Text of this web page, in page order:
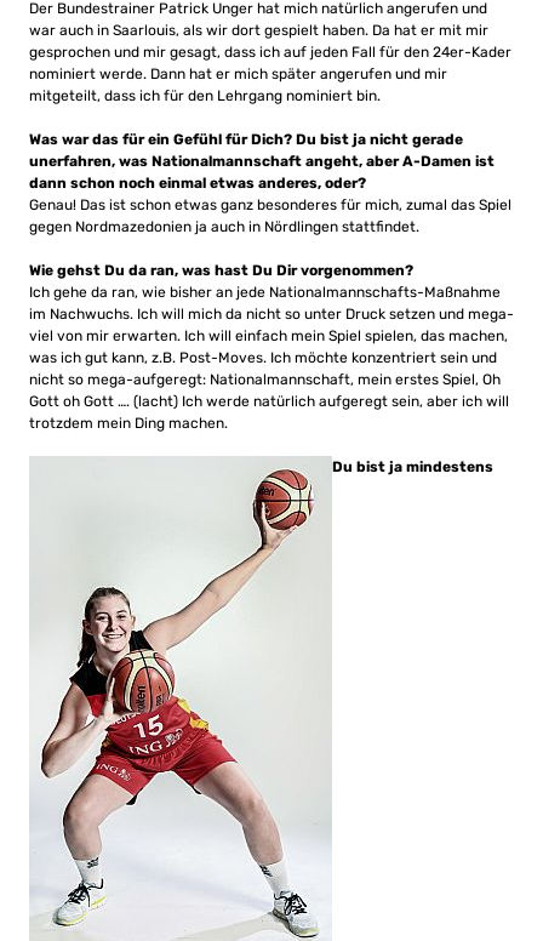
Der Bundestrainer Patrick Unger hat mich natürlich angerufen und
war auch in Saarlouis, als wir dort gespielt haben. Da hat er mit mir
gesprochen und mir gesagt, dass ich auf jeden Fall für den 24er-Kader
nominiert werde. Dann hat er mich später angerufen und mir
mitgeteilt, dass ich für den Lehrgang nominiert bin.
Was war das für ein Gefühl für Dich? Du bist ja nicht gerade
unerfahren, was Nationalmannschaft angeht, aber A-Damen ist
dann schon noch einmal etwas anderes, oder?
Genau! Das ist schon etwas ganz besonderes für mich, zumal das Spiel
gegen Nordmazedonien ja auch in Nördlingen stattfindet.
Wie gehst Du da ran, was hast Du Dir vorgenommen?
Ich gehe da ran, wie bisher an jede Nationalmannschafts-Maßnahme
im Nachwuchs. Ich will mich da nicht so unter Druck setzen und mega-
viel von mir erwarten. Ich will einfach mein Spiel spielen, das machen,
was ich gut kann, z.B. Post-Moves. Ich möchte konzentriert sein und
nicht so mega-aufgeregt: Nationalmannschaft, mein erstes Spiel, Oh
Gott oh Gott …. (lacht) Ich werde natürlich aufgeregt sein, aber ich will
trotzdem mein Ding machen.
Du bist ja mindestens